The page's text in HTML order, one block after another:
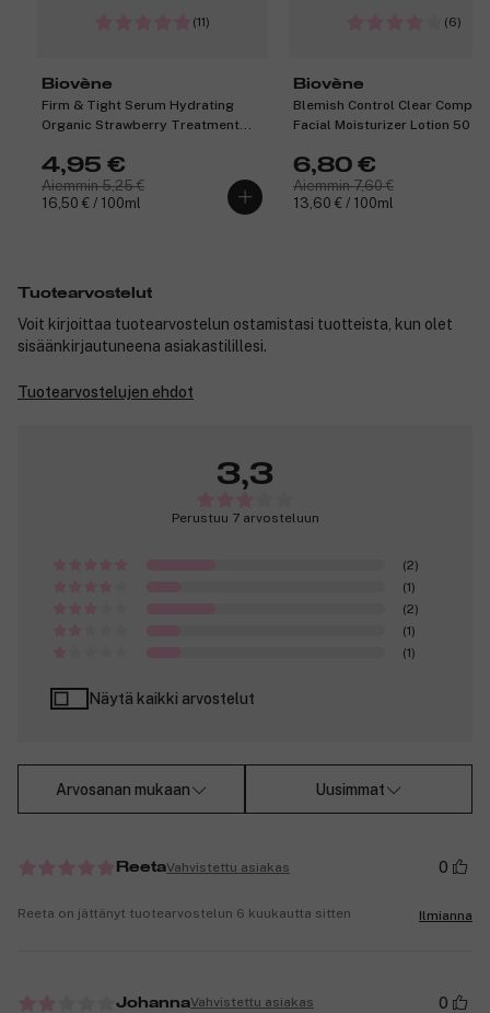
(11)
Biovène
Firm & Tight Serum Hydrating
Organic Strawberry Treatment
4,95 €
Aiemmin 5,25 €
16,50 € / 100ml
(6)
Biovène
Blemish Control Clear
Facial Moisturizer Lotion 50 ml
6,80 €
Aiemmin 7,60 €
13,60 € / 100ml
Tuotearvostelut
Voit kirjoittaa tuotearvostelun ostamistasi tuotteista, kun olet
sisäänkirjautuneena asiakastilillesi.
Tuotearvostelujen ehdot
3,3
Perustuu 7 arvosteluun
(2)
(1)
(2)
(1)
(1)
Näytä kaikki arvostelut
Arvosanan mukaan Uusimmat
ReetaVahvistettu asiakas 0
Reeta on jättänyt tuotearvostelun 6 kuukautta sitten Ilmianna
JohannaVahvistettu asiakas 0